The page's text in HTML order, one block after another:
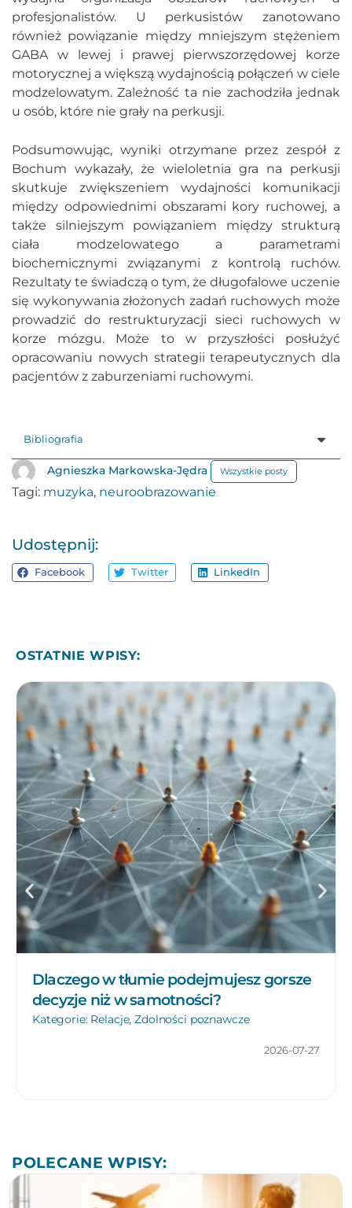
profesjonalistów. U perkusistów zanotowano
również powiązanie między mniejszym stężeniem
GABA w lewej i prawej pierwszorzędowej korze
motorycznej a większą wydajnością połączeń w ciele
modzelowatym. Zależność ta nie zachodziła jednak
u osób, które nie grały na perkusji.
Podsumowując, wyniki otrzymane przez zespół z
Bochum wykazały, że wieloletnia gra na perkusji
skutkuje zwiększeniem wydajności komunikacji
między odpowiednimi obszarami kory ruchowej, a
także silniejszym powiązaniem między strukturą
ciała modzelowatego a parametrami
biochemicznymi związanymi z kontrolą ruchów.
Rezultaty te świadczą o tym, że długofalowe uczenie
się wykonywania złożonych zadań ruchowych może
prowadzić do restrukturyzacji sieci ruchowych w
korze mózgu. Może to w przyszłości posłużyć
opracowaniu nowych strategii terapeutycznych dla
pacjentów z zaburzeniami ruchowymi.
Bibliografia
Agnieszka Markowska-Jędra Wszystkie posty
Tagi: muzyka, neuroobrazowanie
Udostępnij:
Facebook Twitter LinkedIn
OSTATNIE WPISY:
Dlaczego w tłumie podejmujesz gorsze
decyzje niż w samotności?
Kategorie: Relacje,Zdolności poznawcze
2026-07-27
POLECANE WPISY: